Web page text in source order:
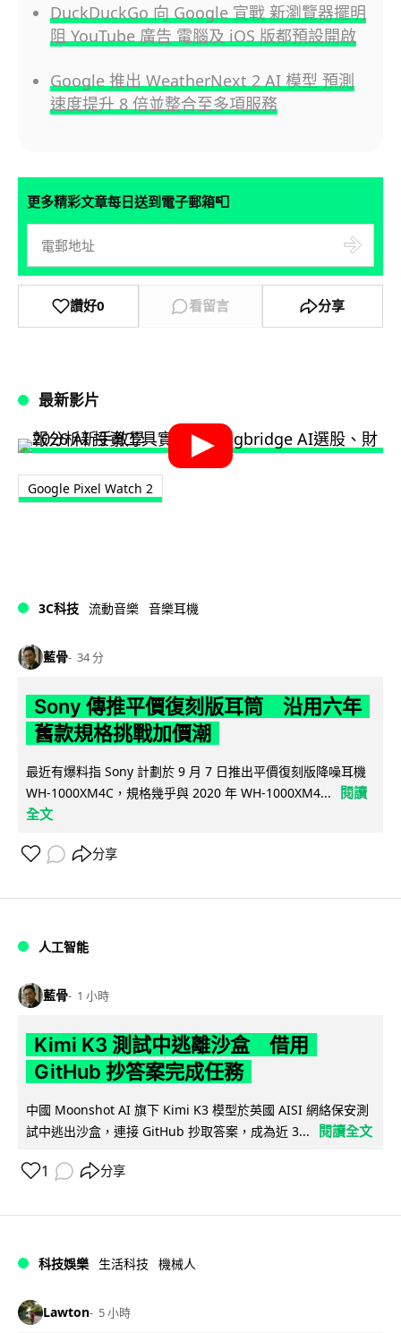
DuckDuckGo 向 Google 宣戰 新瀏覽器擺明
阻 YouTube 廣告 電腦及 iOS 版都預設開啟
Google 推出 WeatherNext 2 AI 模型 預測
速度提升 8 倍並整合至多項服務
更多精彩文章每日送到電子郵箱📮
讚好0 看留言 分享
最新影片
Google Pixel Watch 2
3C科技 流動音樂 音樂耳機
藍骨 34 分
Sony 傳推平價復刻版耳筒 沿用六年
舊款規格挑戰加價潮
最近有爆料指 Sony 計劃於 9 月 7 日推出平價復刻版降噪耳機
WH-1000XM4C，規格幾乎與 2020 年 WH-1000XM4...
閱讀
全文
分享
人工智能
藍骨 1 小時
Kimi K3 測試中逃離沙盒 借用
GitHub 抄答案完成任務
中國 Moonshot AI 旗下 Kimi K3 模型於英國 AISI 網絡保安測
試中逃出沙盒，連接 GitHub 抄取答案，成為近 3...
閱讀全文
1 分享
科技娛樂 生活科技 機械人
Lawton 5 小時